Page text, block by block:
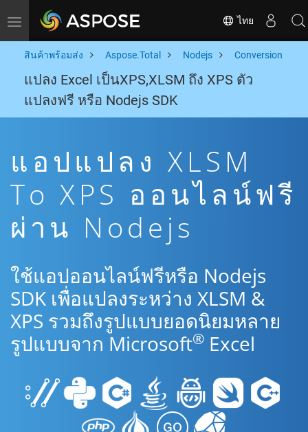
Toggle navigation ไทย
สินค้าพร้อมส่ง Aspose.Total Nodejs Conversion
แปลง Excel เป็นXPS,XLSM ถึง XPS ตัว
แปลงฟรี หรือ Nodejs SDK
แอปแปลง XLSM
To XPS ออนไลน์ฟรี
ผ่าน Nodejs
ใช้แอปออนไลน์ฟรีหรือ Nodejs
SDK เพื่อแปลงระหว่าง XLSM &
XPS รวมถึงรูปแบบยอดนิยมหลาย
รูปแบบจาก Microsoft® Excel